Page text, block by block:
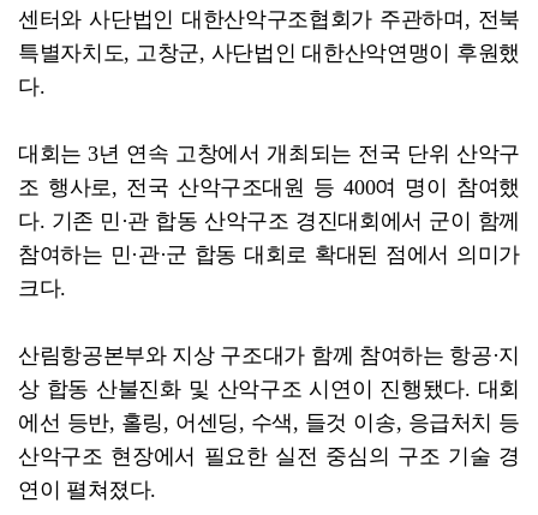
센터와 사단법인 대한산악구조협회가 주관하며, 전북
특별자치도, 고창군, 사단법인 대한산악연맹이 후원했
다.
대회는 3년 연속 고창에서 개최되는 전국 단위 산악구
조 행사로, 전국 산악구조대원 등 400여 명이 참여했
다. 기존 민·관 합동 산악구조 경진대회에서 군이 함께
참여하는 민·관·군 합동 대회로 확대된 점에서 의미가
크다.
산림항공본부와 지상 구조대가 함께 참여하는 항공·지
상 합동 산불진화 및 산악구조 시연이 진행됐다. 대회
에선 등반, 홀링, 어센딩, 수색, 들것 이송, 응급처치 등
산악구조 현장에서 필요한 실전 중심의 구조 기술 경
연이 펼쳐졌다.